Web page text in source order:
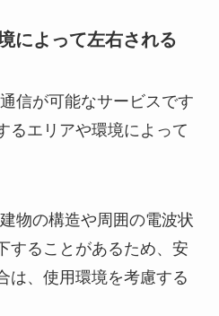
によって左右される
信が可能なサービスです
るエリアや環境によって
物の構造や周囲の電波状
することがあるため、安
は、使用環境を考慮する